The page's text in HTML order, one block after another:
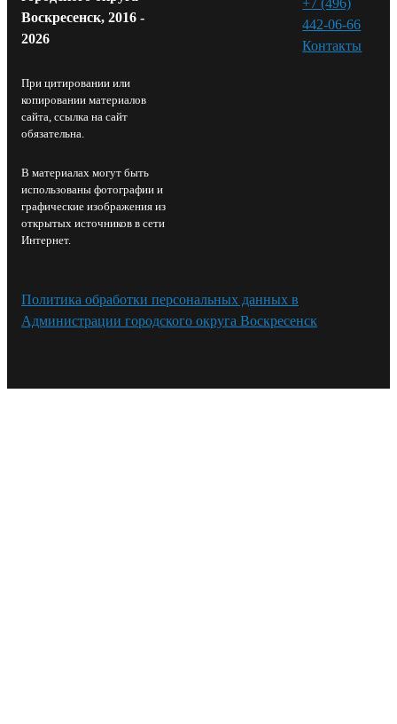
Воскресенск, 2016 -
2026
При цитировании или
копировании материалов
сайта, ссылка на сайт
обязательна.
В материалах могут быть
использованы фотографии и
графические изображения из
открытых источников в сети
Интернет.
442-06-66
Контакты⁠
Политика обработки персональных данных в
Администрации городского округа Воскресенск